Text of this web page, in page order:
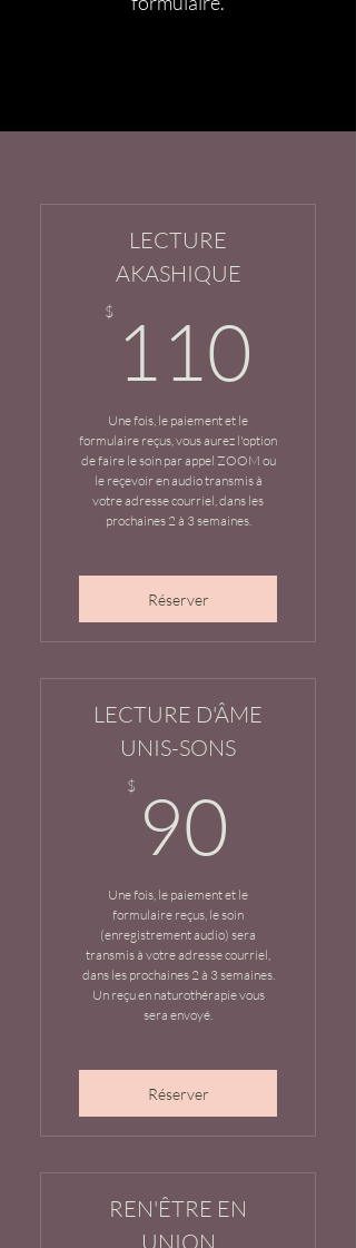
LECTURE
AKASHIQUE
$ 110
Une fois, le paiement et le
formulaire reçus, vous aurez l'option
de faire le soin par appel ZOOM ou
le reçevoir en audio transmis à
votre adresse courriel, dans les
prochaines 2 à 3 semaines.
Réserver
LECTURE D'ÂME
UNIS-SONS
$ 90
Une fois, le paiement et le
formulaire reçus, le soin
(enregistrement audio) sera
transmis à votre adresse courriel,
dans les prochaines 2 à 3 semaines.
Un reçu en naturothérapie vous
sera envoyé.
Réserver
REN'ÊTRE EN
UNION